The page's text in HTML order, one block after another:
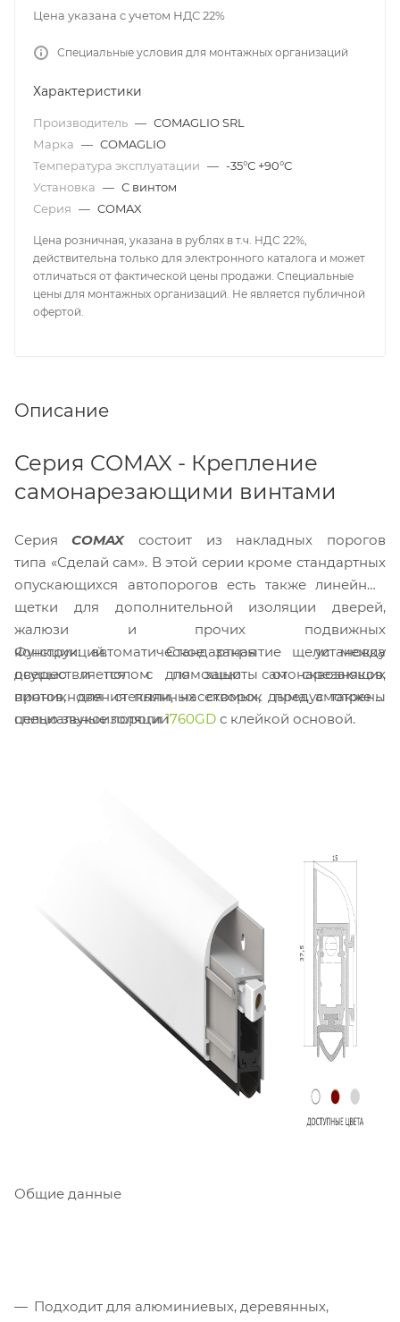
Цена указана с учетом НДС 22%
Специальные условия для монтажных организаций
Характеристики
Производитель — COMAGLIO SRL
Марка — COMAGLIO
Температура эксплуатации — -35°С +90°С
Установка — С винтом
Серия — COMAX
Цена розничная, указана в рублях в т.ч. НДС 22%,
действительна только для электронного каталога и может
отличаться от фактической цены продажи. Специальные
цены для монтажных организаций. Не является публичной
офертой.
Описание
Серия COMAX - Крепление
самонарезающими винтами
Серия COMAXсостоит из накладных порогов
типа «Сделай сам». В этой серии кроме стандартных
опускающихся автопорогов есть также линейные
щетки для дополнительной изоляции дверей,
жалюзи и прочих подвижных
конструкций. Стандартная установка
осуществляется с помощью самонарезающих
винтов, для стеклянных створок предусмотрены
специальные пороги1760GD с клейкой основой.
Функции: автоматическое закрытие щели между
дверью и полом для защиты от сквозняков,
проникновения пыли, насекомых, дыма, а также с
целью звукоизоляции
Общие данные
Подходит для алюминиевых, деревянных,